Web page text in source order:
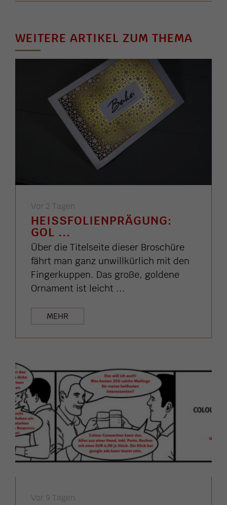
WEITERE ARTIKEL ZUM THEMA
Vor 2 Tagen
HEISSFOLIENPRÄGUNG: G
OL ...
Über die Titelseite dieser Broschüre
fährt man ganz unwillkürlich mit den
Fingerkuppen. Das große, goldene
Ornament ist leicht ...
MEHR
Vor 9 Tagen